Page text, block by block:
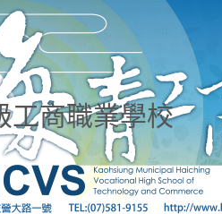
工商職業學校